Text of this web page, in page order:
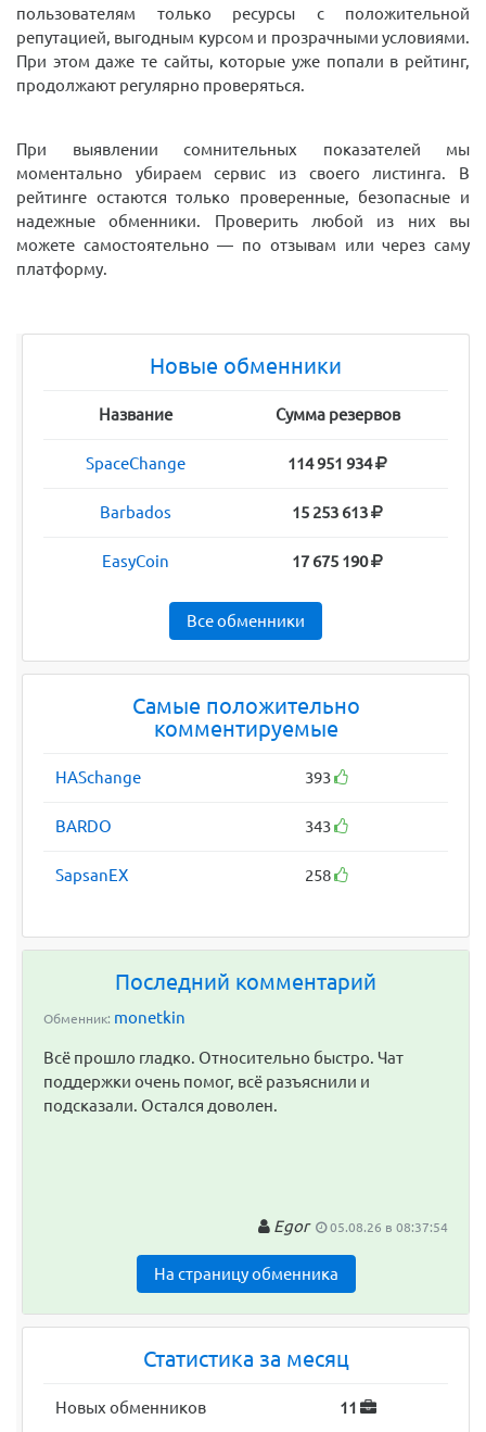
пользователям только ресурсы с положительной
репутацией, выгодным курсом и прозрачными условиями.
При этом даже те сайты, которые уже попали в рейтинг,
продолжают регулярно проверяться.
При выявлении сомнительных показателей мы
моментально убираем сервис из своего листинга. В
рейтинге остаются только проверенные, безопасные и
надежные обменники. Проверить любой из них вы
можете самостоятельно — по отзывам или через саму
платформу.
Новые обменники
Название Сумма резервов
SpaceChange 114 951 934
Barbados 15 253 613
EasyCoin 17 675 190
Все обменники
Самые положительно
комментируемые
HASchange 393
BARDO 343
SapsanEX 258
Последний комментарий
Обменник: monetkin
Всё прошло гладко. Относительно быстро. Чат
поддержки очень помог, всё разъяснили и
подсказали. Остался доволен.
Egor 05.08.26 в 08:37:54
На страницу обменника
Статистика за месяц
Новых обменников 11